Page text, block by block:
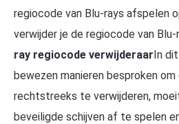
regiocode van Blu-rays afspelen
verwijder je de regiocode van
ray regiocode verwijderaarIn
bewezen manieren besproken
rechtstreeks te verwijderen,
beveiligde schijven af te spelen